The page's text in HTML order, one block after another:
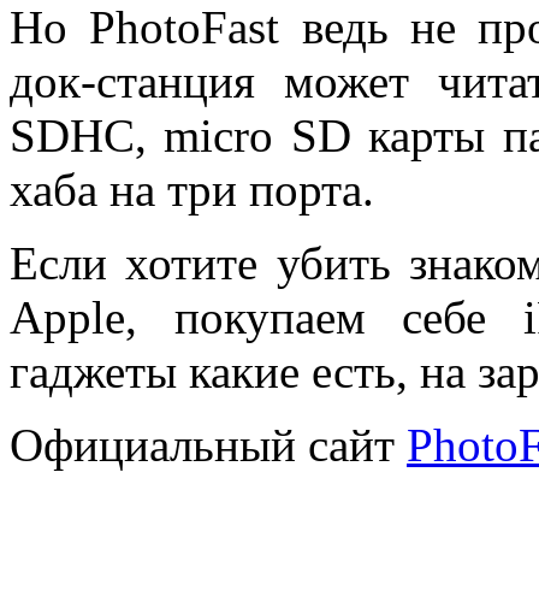
Но PhotoFast ведь не
док-станция может
SDHC, micro SD карты
хаба на три порта.
Если хотите убить
Apple, покупаем себе
гаджеты какие есть, на
Официальный сайт